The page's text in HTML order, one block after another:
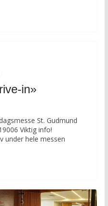
in»
St. Gudmund
Viktig info!
under hele messen